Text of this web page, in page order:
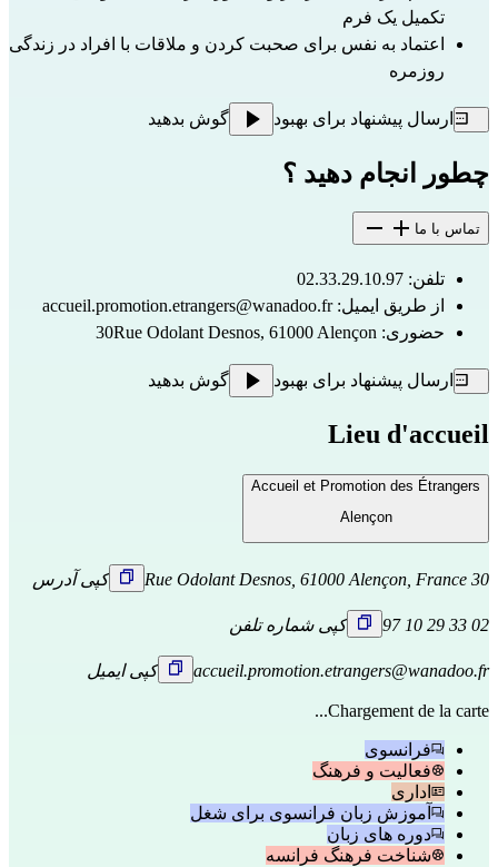
تکمیل یک فرم
روزمره
ارسال پیشنهاد برای بهبود گوش بدهید
چطور انجام دهید ؟
تماس با ما
تلفن: 02.33.29.10.97
از طریق ایمیل: accueil.promotion.etrangers@wanadoo.fr
حضوری: 30Rue Odolant Desnos, 61000 Alençon
ارسال پیشنهاد برای بهبود گوش بدهید
Lieu d'accueil
Accueil et Promotion des Étrangers
Alençon
30 Rue Odolant Desnos, 61000 Alençon, France کپی آدرس
02 33 29 10 97 کپی شماره تلفن
accueil.promotion.etrangers@wanadoo.fr کپی ایمیل
Chargement de la carte...
فرانسوی
فعالیت و فرهنگ
اداری
آموزش زبان فرانسوی برای شغل
دوره های زبان
شناخت فرهنگ فرانسه